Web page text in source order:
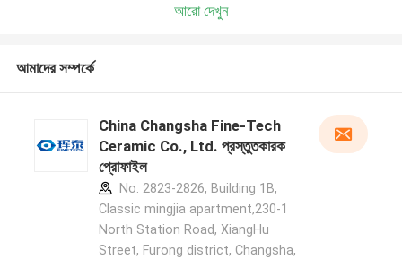
আরো দেখুন
আমাদের সম্পর্কে
China Changsha Fine-Tech
Ceramic Co., Ltd. প্রস্তুতকারক
প্রোফাইল
No. 2823-2826, Building 1B,
Classic mingjia apartment,230-1
North Station Road, XiangHu
Street, Furong district, Changsha,